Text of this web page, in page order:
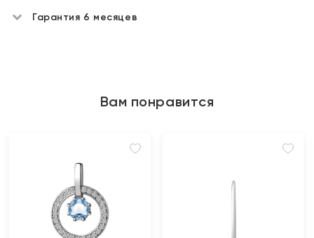
Гарантия 6 месяцев
Вам понравится